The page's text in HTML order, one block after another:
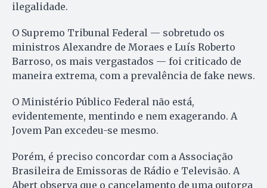
ilegalidade.
O Supremo Tribunal Federal — sobretudo os
ministros Alexandre de Moraes e Luís Roberto
Barroso, os mais vergastados — foi criticado de
maneira extrema, com a prevalência de fake news.
O Ministério Público Federal não está,
evidentemente, mentindo e nem exagerando. A
Jovem Pan excedeu-se mesmo.
Porém, é preciso concordar com a Associação
Brasileira de Emissoras de Rádio e Televisão. A
Abert observa que o cancelamento de uma outorga